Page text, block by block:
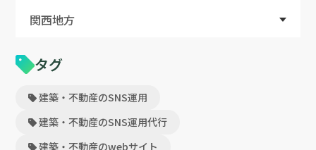
関西地方
タグ
建築・不動産のSNS運用
建築・不動産のSNS運用代行
建築・不動産のwebサイト